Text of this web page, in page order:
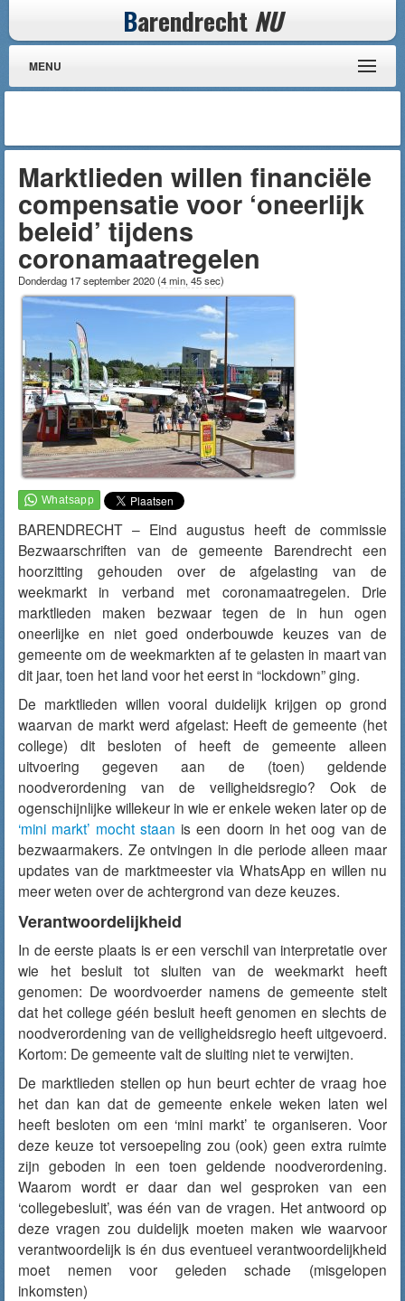
Barendrecht NU
MENU
Marktlieden willen financiële
compensatie voor ‘oneerlijk
beleid’ tijdens
coronamaatregelen
Donderdag 17 september 2020(4 min, 45 sec)
BARENDRECHT – Eind augustus heeft de commissie
Bezwaarschriften van de gemeente Barendrecht een
hoorzitting gehouden over de afgelasting van de
weekmarkt in verband met coronamaatregelen. Drie
marktlieden maken bezwaar tegen de in hun ogen
oneerlijke en niet goed onderbouwde keuzes van de
gemeente om de weekmarkten af te gelasten in maart van
dit jaar, toen het land voor het eerst in “lockdown” ging.
De marktlieden willen vooral duidelijk krijgen op grond
waarvan de markt werd afgelast: Heeft de gemeente (het
college) dit besloten of heeft de gemeente alleen
uitvoering gegeven aan de (toen) geldende
noodverordening van de veiligheidsregio? Ook de
ogenschijnlijke willekeur in wie er enkele weken later op de
‘mini markt’ mocht staan is een doorn in het oog van de
bezwaarmakers. Ze ontvingen in die periode alleen maar
updates van de marktmeester via WhatsApp en willen nu
meer weten over de achtergrond van deze keuzes.
Verantwoordelijkheid
In de eerste plaats is er een verschil van interpretatie over
wie het besluit tot sluiten van de weekmarkt heeft
genomen: De woordvoerder namens de gemeente stelt
dat het college géén besluit heeft genomen en slechts de
noodverordening van de veiligheidsregio heeft uitgevoerd.
Kortom: De gemeente valt de sluiting niet te verwijten.
De marktlieden stellen op hun beurt echter de vraag hoe
het dan kan dat de gemeente enkele weken laten wel
heeft besloten om een ‘mini markt’ te organiseren. Voor
deze keuze tot versoepeling zou (ook) geen extra ruimte
zijn geboden in een toen geldende noodverordening.
Waarom wordt er daar dan wel gesproken van een
‘collegebesluit’, was één van de vragen. Het antwoord op
deze vragen zou duidelijk moeten maken wie waarvoor
verantwoordelijk is én dus eventueel verantwoordelijkheid
moet nemen voor geleden schade (misgelopen
inkomsten)